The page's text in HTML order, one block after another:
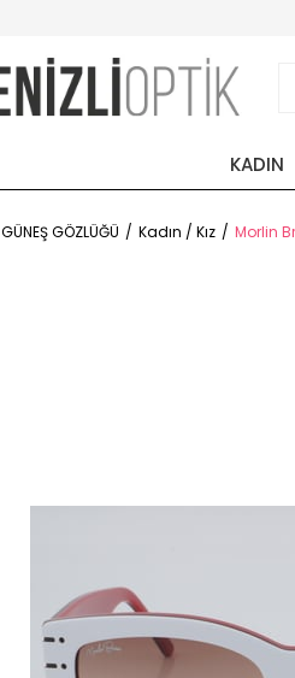
KADIN
GÜNEŞ GÖZLÜĞÜ Kadın / Kız Morlin